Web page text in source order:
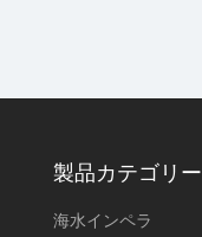
製品カテゴリー
海水インペラ